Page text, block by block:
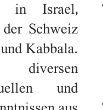
in Israel,
Schweiz
Kabbala.
und